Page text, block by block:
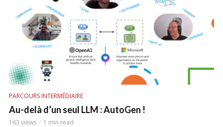
PARCOURS INTERMÉDIAIRE
Au-delà d’un seul LLM : AutoGen !
163 views 1 min read